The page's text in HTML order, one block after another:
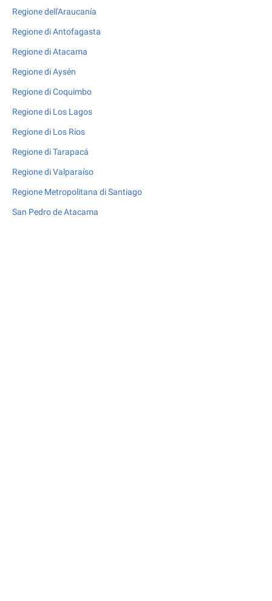
Regione dell'Araucanía
Regione di Antofagasta
Regione di Atacama
Regione di Aysén
Regione di Coquimbo
Regione di Los Lagos
Regione di Los Ríos
Regione di Tarapacá
Regione di Valparaíso
Regione Metropolitana di Santiago
San Pedro de Atacama